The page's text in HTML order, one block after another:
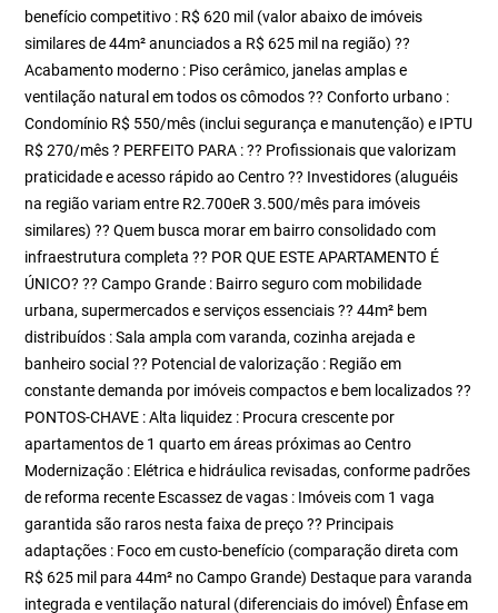
benefício competitivo : R$ 620 mil (valor abaixo de imóveis
similares de 44m² anunciados a R$ 625 mil na região) ??
Acabamento moderno : Piso cerâmico, janelas amplas e
ventilação natural em todos os cômodos ?? Conforto urbano :
Condomínio R$ 550/mês (inclui segurança e manutenção) e IPTU
R$ 270/mês ? PERFEITO PARA : ?? Profissionais que valorizam
praticidade e acesso rápido ao Centro ?? Investidores (aluguéis
na região variam entre R2.700eR 3.500/mês para imóveis
similares) ?? Quem busca morar em bairro consolidado com
infraestrutura completa ?? POR QUE ESTE APARTAMENTO É
ÚNICO? ?? Campo Grande : Bairro seguro com mobilidade
urbana, supermercados e serviços essenciais ?? 44m² bem
distribuídos : Sala ampla com varanda, cozinha arejada e
banheiro social ?? Potencial de valorização : Região em
constante demanda por imóveis compactos e bem localizados ??
PONTOS-CHAVE : Alta liquidez : Procura crescente por
apartamentos de 1 quarto em áreas próximas ao Centro
Modernização : Elétrica e hidráulica revisadas, conforme padrões
de reforma recente Escassez de vagas : Imóveis com 1 vaga
garantida são raros nesta faixa de preço ?? Principais
adaptações : Foco em custo-benefício (comparação direta com
R$ 625 mil para 44m² no Campo Grande) Destaque para varanda
integrada e ventilação natural (diferenciais do imóvel) Ênfase em